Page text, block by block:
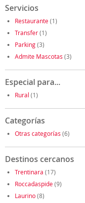
Servicios
Restaurante(1)
Transfer(1)
Parking(3)
Admite Mascotas (3)
Especial para...
Rural (1)
Categorías
Otras categorías (6)
Destinos cercanos
Trentinara (17)
Roccadaspide(9)
Laurino(8)